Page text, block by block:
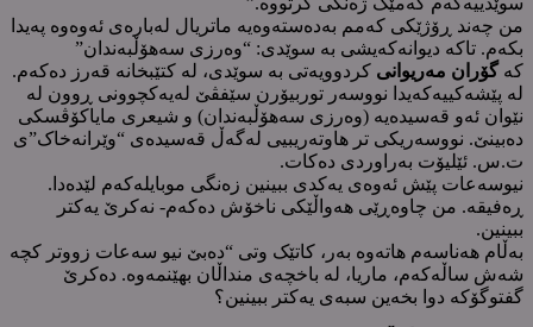
من چەند ڕۆژێکی کەمم بەدەستەوەیە ماتریال لەبارەی ئەوەوە پەیدا
بکەم. تاکە دیوانەکەیشی بە سوێدی: “وەرزی سەهۆڵبەندان”
کەگۆران مەریوانی کردوویەتی بە سوێدی، لە کتێبخانە قەرز دەکەم.
لە پێشەکییەکەیدا نووسەر توربیۆرن سێفڤێ لەیەکچوونی ڕوون لە
نێوان ئەو قەسیدەیە (وەرزی سەهۆڵبەندان) و شیعری مایاکۆڤسکی
دەبینێ. نووسەریکی تر هاوتەریبیی لەگەڵ قەسیدەی “وێرانەخاک”ی
ت.س. ئێلیۆت بەراوردی دەکات.
نیوسەعات پێش ئەوەی یەکدی ببینین زەنگی موبایلەکەم لێدەدا.
ڕەفیقە. من چاوەڕێی هەواڵێکی ناخۆش دەکەم- نەکرێ یەکتر
ببینین.
بەڵام هەناسەم هاتەوە بەر، کاتێک وتی “دەبێ نیو سەعات زووتر کچە
شەش ساڵەکەم، ماریا، لە باخچەی منداڵان بهێنمەوە. دەکرێ
گفتوگۆکە دوا بخەین سبەی یەکتر ببینین؟